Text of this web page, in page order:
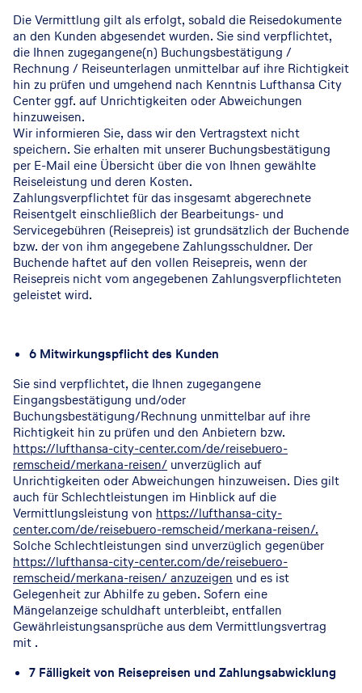
Die Vermittlung gilt als erfolgt, sobald die Reisedokumente
an den Kunden abgesendet wurden. Sie sind verpflichtet,
die Ihnen zugegangene(n) Buchungsbestätigung /
Rechnung / Reiseunterlagen unmittelbar auf ihre Richtigkeit
hin zu prüfen und umgehend nach Kenntnis Lufthansa City
Center ggf. auf Unrichtigkeiten oder Abweichungen
hinzuweisen.
Wir informieren Sie, dass wir den Vertragstext nicht
speichern. Sie erhalten mit unserer Buchungsbestätigung
per E-Mail eine Übersicht über die von Ihnen gewählte
Reiseleistung und deren Kosten.
Zahlungsverpflichtet für das insgesamt abgerechnete
Reisentgelt einschließlich der Bearbeitungs- und
Servicegebühren (Reisepreis) ist grundsätzlich der Buchende
bzw. der von ihm angegebene Zahlungsschuldner. Der
Buchende haftet auf den vollen Reisepreis, wenn der
Reisepreis nicht vom angegebenen Zahlungsverpflichteten
geleistet wird.
6 Mitwirkungspflicht des Kunden
Sie sind verpflichtet, die Ihnen zugegangene
Eingangsbestätigung und/oder
Buchungsbestätigung/Rechnung unmittelbar auf ihre
Richtigkeit hin zu prüfen und den Anbietern bzw.
https://lufthansa-city-center.com/de/reisebuero-
remscheid/merkana-reisen/ unverzüglich auf
Unrichtigkeiten oder Abweichungen hinzuweisen. Dies gilt
auch für Schlechtleistungen im Hinblick auf die
Vermittlungsleistung von https://lufthansa-city-
center.com/de/reisebuero-remscheid/merkana-reisen/.
Solche Schlechtleistungen sind unverzüglich gegenüber
https://lufthansa-city-center.com/de/reisebuero-
remscheid/merkana-reisen/ anzuzeigen und es ist
Gelegenheit zur Abhilfe zu geben. Sofern eine
Mängelanzeige schuldhaft unterbleibt, entfallen
Gewährleistungsansprüche aus dem Vermittlungsvertrag
mit .
7 Fälligkeit von Reisepreisen und Zahlungsabwicklung